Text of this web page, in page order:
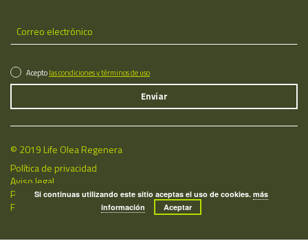
Aceptolas condiciones y términos de uso
© 2019 Life Olea Regenera
Política de privacidad
Aviso legal
Política de cookies
Fecha de última actualización: 08/08/2026
Si continuas utilizando este sitio aceptas el uso de cookies.más
información
Aceptar